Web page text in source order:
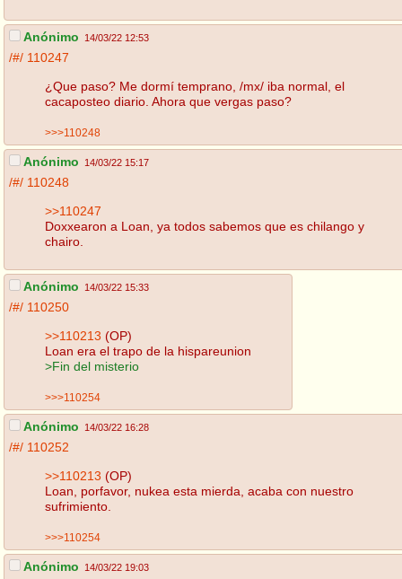
Anónimo 14/03/22 12:53
/#/ 110247
¿Que paso? Me dormí temprano, /mx/ iba normal, el
cacaposteo diario. Ahora que vergas paso?
>>>110248
Anónimo 14/03/22 15:17
/#/ 110248
>>110247
Doxxearon a Loan, ya todos sabemos que es chilango y
chairo.
Anónimo 14/03/22 15:33
/#/ 110250
>>110213 (OP)
Loan era el trapo de la hispareunion
>Fin del misterio
>>>110254
Anónimo 14/03/22 16:28
/#/ 110252
>>110213 (OP)
Loan, porfavor, nukea esta mierda, acaba con nuestro
sufrimiento.
>>>110254
Anónimo 14/03/22 19:03